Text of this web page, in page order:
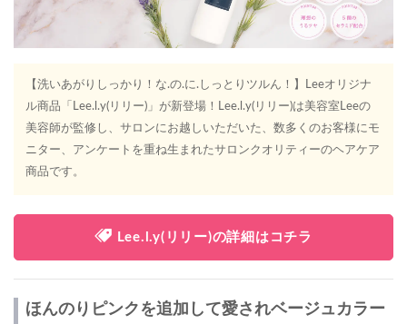
【洗いあがりしっかり！な.の.に.しっとりツルん！】Leeオリジナ
ル商品「Lee.l.y(リリー)」が新登場！Lee.l.y(リリー)は美容室Leeの
美容師が監修し、サロンにお越しいただいた、数多くのお客様にモ
ニター、アンケートを重ね生まれたサロンクオリティーのヘアケア
商品です。
Lee.l.y(リリー)の詳細はコチラ
ほんのりピンクを追加して愛されベージュカラー